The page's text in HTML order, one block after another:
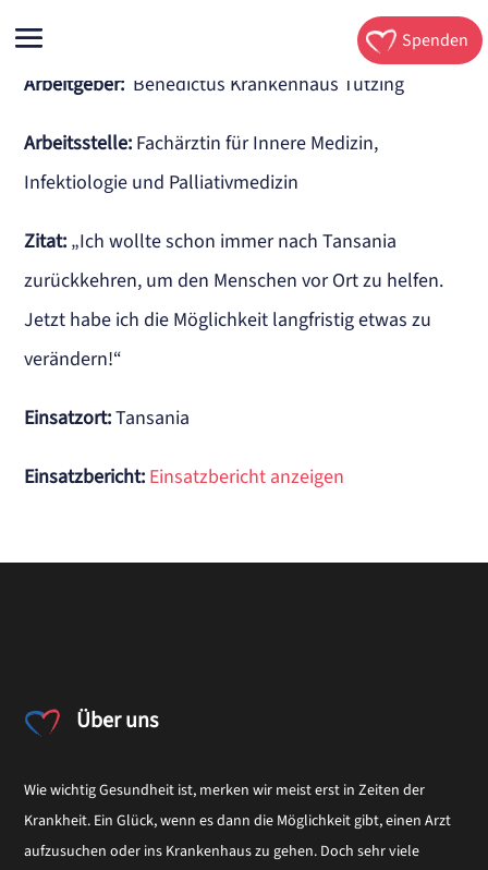
Spenden
Arbeitgeber: Benedictus Krankenhaus Tutzing
Arbeitsstelle: Fachärztin für Innere Medizin,
Infektiologie und Palliativmedizin
Zitat: „Ich wollte schon immer nach Tansania
zurückkehren, um den Menschen vor Ort zu helfen.
Jetzt habe ich die Möglichkeit langfristig etwas zu
verändern!“
Einsatzort:Tansania
Einsatzbericht: Einsatzbericht anzeigen
Über uns
Wie wichtig Gesundheit ist, merken wir meist erst in Zeiten der
Krankheit. Ein Glück, wenn es dann die Möglichkeit gibt, einen Arzt
aufzusuchen oder ins Krankenhaus zu gehen. Doch sehr viele